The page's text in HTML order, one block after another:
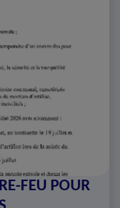
FEU POUR